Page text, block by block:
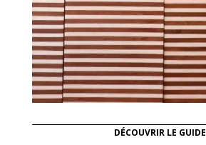
DÉCOUVRIR LE GUIDE